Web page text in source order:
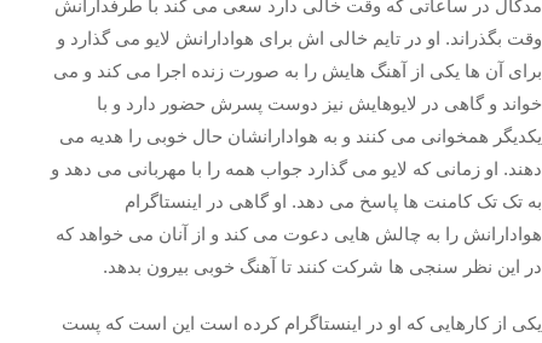
مدگال در ساعاتی که وقت خالی دارد سعی می کند با طرفدارانش
وقت بگذراند. او در تایم خالی اش برای هوادارانش لایو‌ می گذارد و
برای آن ها یکی از آهنگ هایش را به صورت زنده اجرا می کند و می
خواند و گاهی در لایوهایش نیز دوست پسرش حضور دارد و با
یکدیگر همخوانی می کنند و به هوادارانشان حال خوبی را هدیه می
دهند. او زمانی که لایو می گذارد جواب همه را با مهربانی می دهد و
به تک تک کامنت ها پاسخ می دهد. او گاهی در اینستاگرام
هوادارانش را به چالش هایی دعوت می کند و از آنان می خواهد که
در این نظر سنجی ها شرکت کنند تا آهنگ خوبی بیرون بدهد.
یکی از کارهایی که او در اینستاگرام کرده است این است که پست